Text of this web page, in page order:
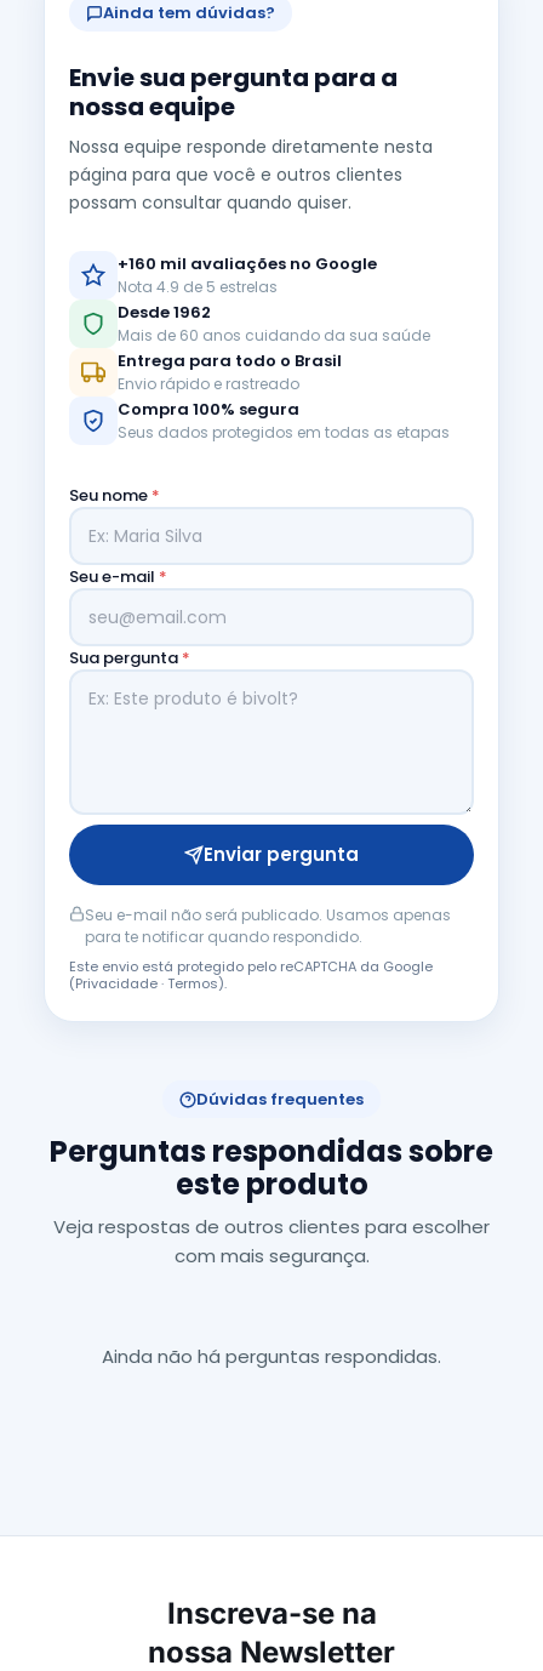
Ainda tem dúvidas?
Envie sua pergunta para a
nossa equipe
Nossa equipe responde diretamente nesta
página para que você e outros clientes
possam consultar quando quiser.
+160 mil avaliações no Google
Nota 4.9 de 5 estrelas
Desde 1962
Mais de 60 anos cuidando da sua saúde
Entrega para todo o Brasil
Envio rápido e rastreado
Compra 100% segura
Seus dados protegidos em todas as etapas
Seu nome *
Seu e-mail *
Sua pergunta *
Enviar pergunta
Seu e-mail não será publicado. Usamos apenas
para te notificar quando respondido.
Este envio está protegido pelo reCAPTCHA da Google
(Privacidade·Termos).
Dúvidas frequentes
Perguntas respondidas sobre
este produto
Veja respostas de outros clientes para escolher
com mais segurança.
Ainda não há perguntas respondidas.
Inscreva-se na
nossa Newsletter